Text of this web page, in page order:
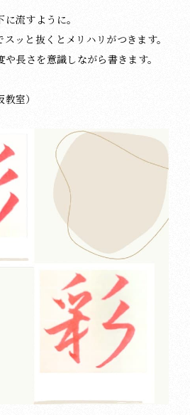
流すように。
ッと抜くとメリハリがつきます。
長さを意識しながら書きます。
室）